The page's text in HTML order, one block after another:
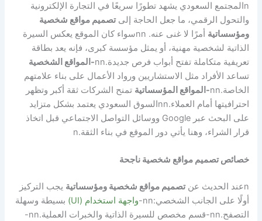
nالمجتمع السعودي يشهد تطورًا سريعًا في التجارة الإلكترونية
والتحول الرقمي، ما جعل الحاجة إلىتصميم مواقع شخصية
ومؤسساتية أمرًا لا غنى عنه. nnسواء كان الموقع يعكس السيرة
الذاتية لشخصية مهنية، أو يمثل مؤسسة كبرى، فإنه يعد بطاقة
تعريفية متكاملة تفتح أبواب فرص جديدة.nn-المواقع الشخصية
تساعد الأفراد مثل الاستشاريين ورواد الأعمال على بناء علامتهم
الخاصة.nn-المواقع المؤسساتية تمنح الشركات ثقة أكبر وتظهر
احترافيتها أمام العملاء.nnالسوق السعودي يعتمد بشكل متزايد
على البحث عبر Google ووسائل التواصل الاجتماعي قبل اتخاذ
قرار الشراء، وهنا يأتي دور الموقع في بناء الثقة.n
خصائص تصميم مواقع شخصية ناجحة
nعند الحديث عنتصميم مواقع شخصية ومؤسساتية يجب التركيز
أولًا على الجانب الشخصي:nn- واجهة استخدام (UI)
بسيطة وسهلة
التصفح.nn-قسم مخصص للسيرة الذاتية والخبرات العملية.nn
-